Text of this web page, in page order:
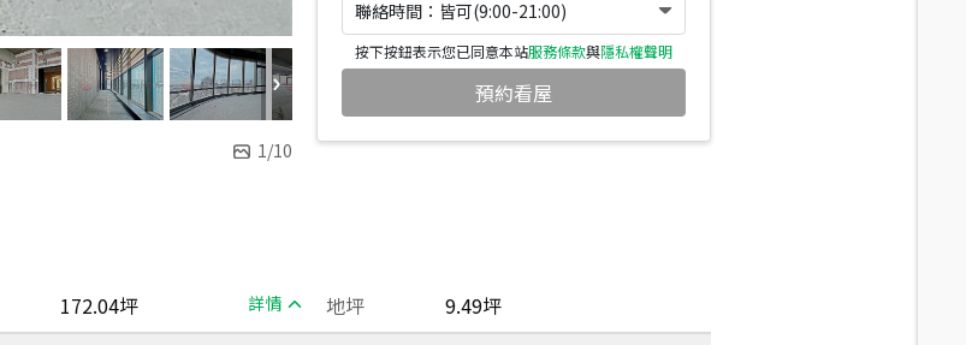
1/10
聯絡時間：皆可(9:00-21:00)
按下按鈕表示您已同意本站服務條款與隱私權聲明
預約看屋
172.04坪 詳情 地坪
9.49坪